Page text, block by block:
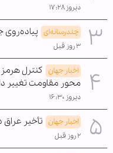
دیروز ۱۷:۲۸
چندرسانه‌ای پیاده‌روی
۳ روز قبل
اخبار جهان کنترل
محور مقاومت تغییر
دیروز ۱۶:۳۰
اخبار جهان تأخیر عراق
۲ روز قبل